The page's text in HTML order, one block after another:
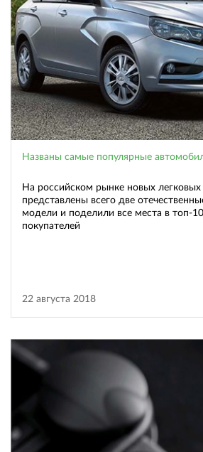
Названы самые популярные
На российском рынке новых легковых
представлены всего две
модели и поделили все места в топ-
покупателей
22 августа 2018